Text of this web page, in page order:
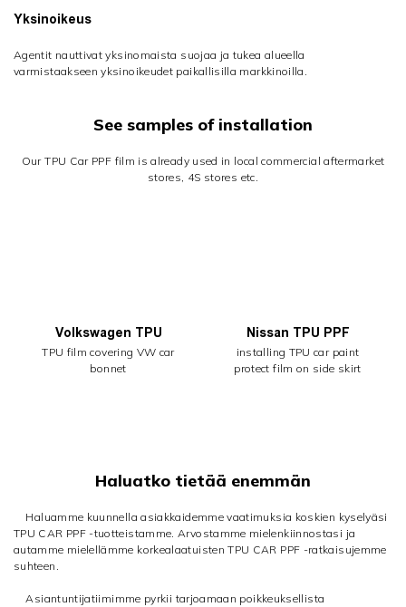
Yksinoikeus
Agentit nauttivat yksinomaista suojaa ja tukea alueella
varmistaakseen yksinoikeudet paikallisilla markkinoilla.
See samples of installation
Our TPU Car PPF film is already used in local commercial aftermarket
stores, 4S stores etc.
Volkswagen TPU
TPU film covering VW car
bonnet
Nissan TPU PPF
installing TPU car paint
protect film on side skirt
Haluatko tietää enemmän
Haluamme kuunnella asiakkaidemme vaatimuksia koskien kyselyäsi
TPU CAR PPF -tuotteistamme. Arvostamme mielenkiinnostasi ja
autamme mielellämme korkealaatuisten TPU CAR PPF -ratkaisujemme
suhteen.
Asiantuntijatiimimme pyrkii tarjoamaan poikkeuksellista